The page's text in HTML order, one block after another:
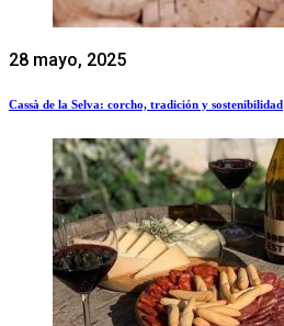
28 mayo, 2025
Cassà de la Selva: corcho, tradición y sostenibilidad